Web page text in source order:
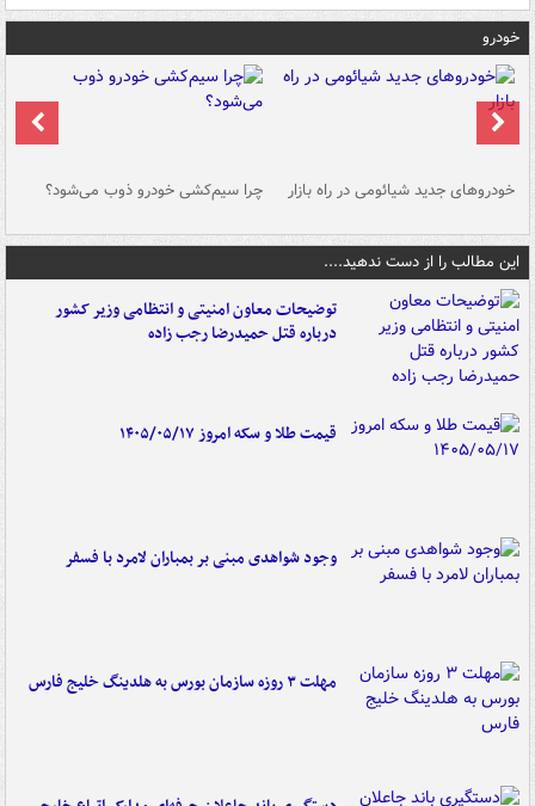
خودرو
خودروهای جدید شیائومی در راه بازار چرا سیم‌کشی خودرو ذوب می‌شود؟
این مطالب را از دست ندهید....
توضیحات معاون امنیتی و انتظامی وزیر کشور
درباره قتل حمیدرضا رجب زاده
قیمت طلا و سکه امروز ۱۴۰۵/۰۵/۱۷
وجود شواهدی مبنی بر بمباران لامرد با فسفر
مهلت ۳ روزه سازمان بورس به هلدینگ خلیج فارس